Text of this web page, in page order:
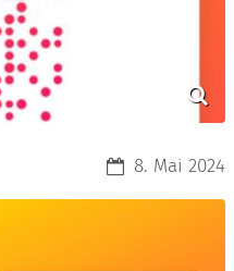
Datum:8. Mai 2024